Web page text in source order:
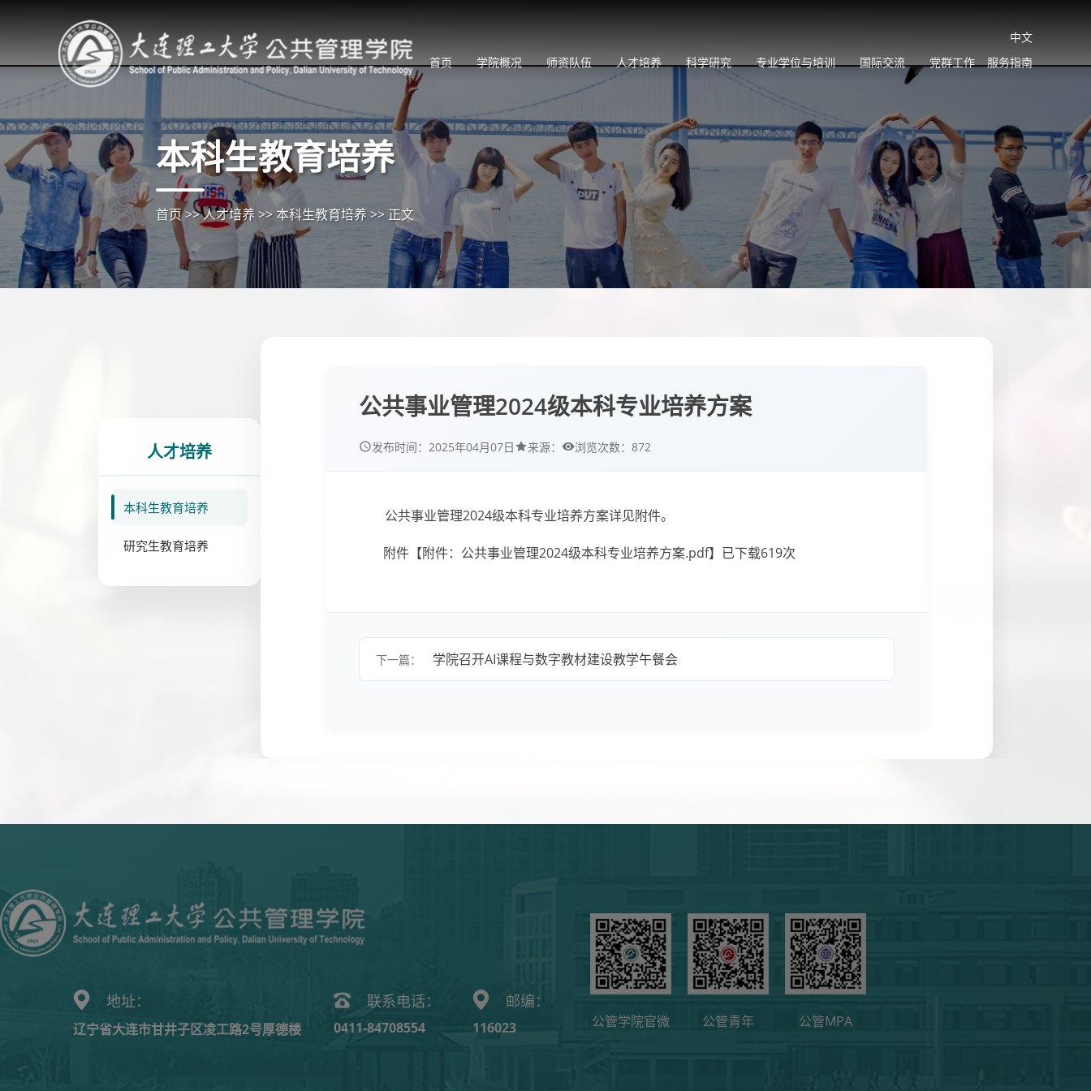
中文
首页
学院概况 师资队伍 人才培养 科学研究 专业学位与培训 国际交流 党群工作 服务指南
本科生教育培养
首页>>人才培养>>本科生教育培养 >>正文
人才培养
本科生教育培养
研究生教育培养
公共事业管理2024级本科专业培养方案
发布时间： 2025年04月07日 来源： 浏览次数： 872
公共事业管理2024级本科专业培养方案详见附件。
附件【附件：公共事业管理2024级本科专业培养方案.pdf】已下载619次
下一篇： 学院召开AI课程与数字教材建设教学午餐会
地址：
辽宁省大连市甘井子区凌工路2号厚德楼
联系电话：
0411-84708554
邮编：
116023 公管学院官微 公管青年 公管MPA